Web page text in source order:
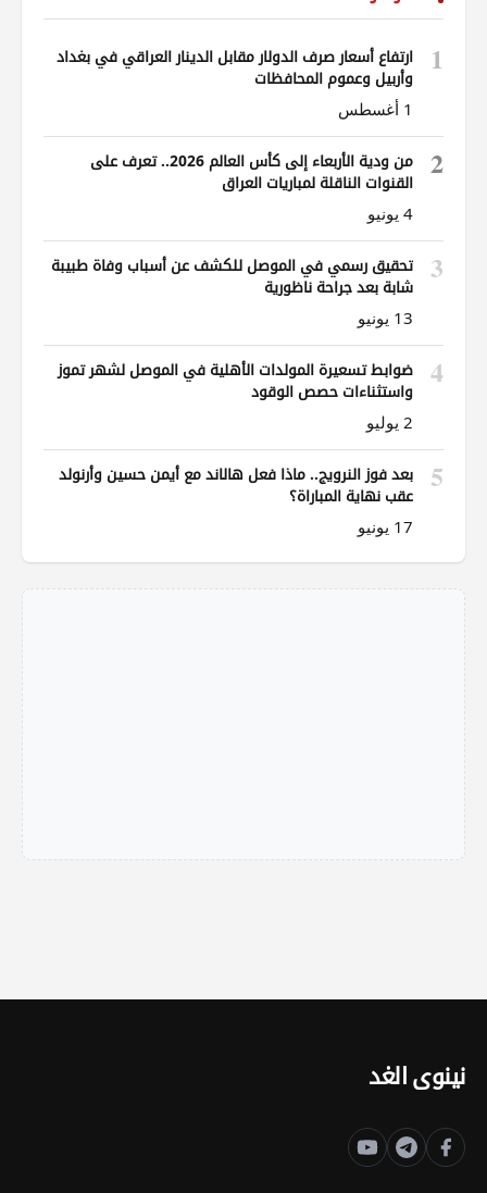
1
ارتفاع أسعار صرف الدولار مقابل الدينار العراقي في بغداد
وأربيل وعموم المحافظات
1 أغسطس
2
من ودية الأربعاء إلى كأس العالم 2026.. تعرف على
القنوات الناقلة لمباريات العراق
4 يونيو
3
تحقيق رسمي في الموصل للكشف عن أسباب وفاة طبيبة
شابة بعد جراحة ناظورية
13 يونيو
4
ضوابط تسعيرة المولدات الأهلية في الموصل لشهر تموز
واستثناءات حصص الوقود
2 يوليو
5
بعد فوز النرويج.. ماذا فعل هالاند مع أيمن حسين وأرنولد
عقب نهاية المباراة؟
17 يونيو
نينوى الغد